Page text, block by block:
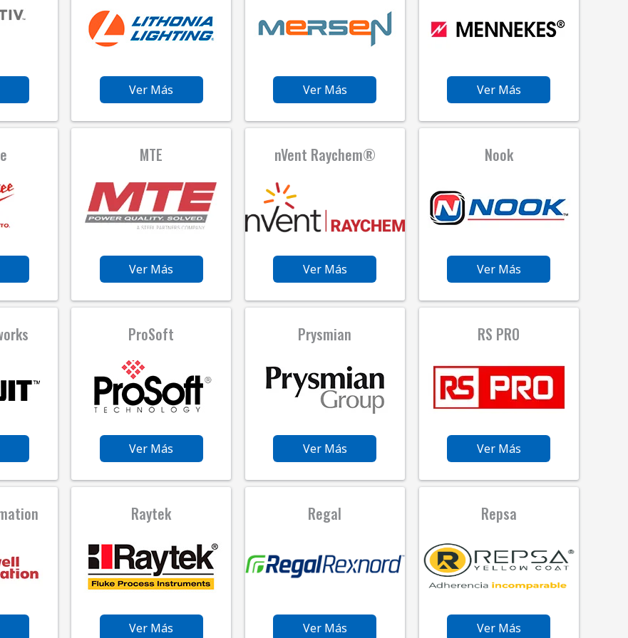
Ver Más Ver Más Ver Más
MTE
Ver Más
nVent Raychem®
Ver Más
Nook
Ver Más
ProSoft
Ver Más
Prysmian
Ver Más
RS PRO
Ver Más
Raytek
Ver Más
Regal
Ver Más
Repsa
Ver Más